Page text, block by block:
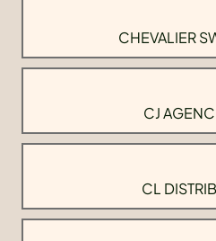
CHEVALIER
CJ
CL